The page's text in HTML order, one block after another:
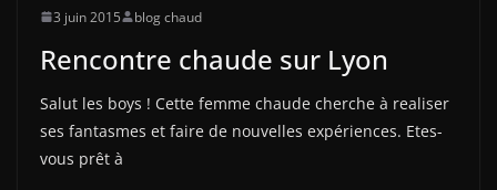
3 juin 2015 blog chaud
Rencontre chaude sur Lyon
Salut les boys ! Cette femme chaude cherche à realiser
ses fantasmes et faire de nouvelles expériences. Etes-
vous prêt à